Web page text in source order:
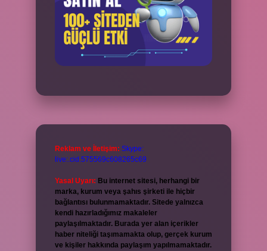
Reklam ve İletişim: Skype:
live:.cid.575569c608265c69
Yasal Uyarı: Bu internet sitesi, herhangi bir
marka, kurum veya şahıs şirketi ile hiçbir
bağlantısı bulunmamaktadır. Sitede yalnızca
kendi hazırladığımız makaleler
paylaşılmaktadır. Burada yer alan içerikler
haber niteliği taşımamakta olup, gerçek kurum
ve kişiler hakkında paylaşım yapılmamaktadır.